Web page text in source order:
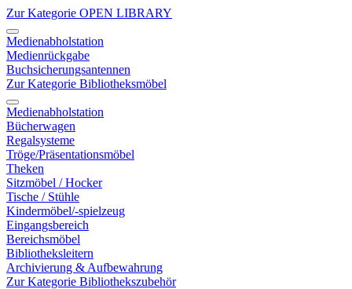
Zur Kategorie OPEN LIBRARY
Medienabholstation
Medienrückgabe
Buchsicherungsantennen
Zur Kategorie Bibliotheksmöbel
Medienabholstation
Bücherwagen
Regalsysteme
Tröge/Präsentationsmöbel
Theken
Sitzmöbel / Hocker
Tische / Stühle
Kindermöbel/-spielzeug
Eingangsbereich
Bereichsmöbel
Bibliotheksleitern
Archivierung & Aufbewahrung
Zur Kategorie Bibliothekszubehör